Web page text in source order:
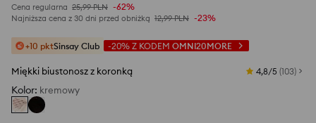
Cena regularna 25,99 PLN -62%
Najniższa cena z 30 dni przed obniżką 12,99 PLN -23%
+10 pktSinsay Club -20% Z KODEM OMNI20MORE
Miękki biustonosz z koronką 4,8/5 (103)
Kolor: kremowy